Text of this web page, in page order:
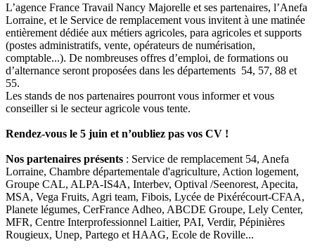
L’agence France Travail Nancy Majorelle et ses partenaires, l’Anefa
Lorraine, et le Service de remplacement vous invitent à une matinée
entièrement dédiée aux métiers agricoles, para agricoles et supports
(postes administratifs, vente, opérateurs de numérisation,
comptable...). De nombreuses offres d’emploi, de formations ou
d’alternance seront proposées dans les départements 54, 57, 88 et
55.
Les stands de nos partenaires pourront vous informer et vous
conseiller si le secteur agricole vous tente.
Rendez-vous le 5 juin et n’oubliez pas vos CV !
Nos partenaires présents : Service de remplacement 54, Anefa
Lorraine, Chambre départementale d'agriculture, Action logement,
Groupe CAL, ALPA-IS4A, Interbev, Optival /Seenorest, Apecita,
MSA, Vega Fruits, Agri team, Fibois, Lycée de Pixérécourt-CFAA,
Planete légumes, CerFrance Adheo, ABCDE Groupe, Lely Center,
MFR, Centre Interprofessionnel Laitier, PAI, Verdir, Pépinières
Rougieux, Unep, Partego et HAAG, Ecole de Roville...